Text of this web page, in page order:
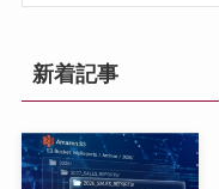
新着記事